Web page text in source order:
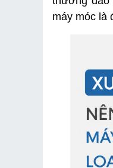
máy móc là